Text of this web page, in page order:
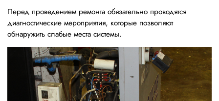
Перед проведением ремонта обязательно проводятся
диагностические мероприятия, которые позволяют
обнаружить слабые места системы.